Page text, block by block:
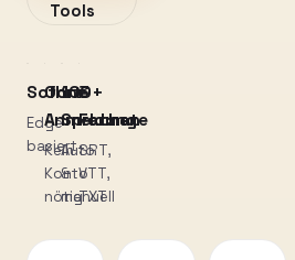
Tools
Sofort
Edge-
basiert
Ohne
Anmeldung
Kein
Konto
nötig
100+
Sprachen
Auto
&
manuell
3
Formate
SRT,
VTT,
TXT